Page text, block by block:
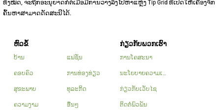
ຫົວຂໍ້
ບ້ານ
ຄອບຄົວ
ສຸຂະພາບ
ຄວາມງາມ
ແຟຊັ່ນ
ການທ່ອງທ່ຽວ
ທຸລະກິດ
ອື່ນໆ
ກ່ຽວກັບພວກເຮົາ
ການໂຄສະນາ
ນະໂຍບາຍຄວາມເປັນສ່ວນຕົວ
ກ່ຽວກັບເວັບໄຊ
ຕິດຕໍ່ພົວພັນ
ທັງໝົດ, ຈະຖືກອະນຸຍາດກໍ່ຕໍ່ເມື່ອມີການວາງລິ້ງໄປຫາແຫຼ່ງ Tip Grid ທີ່ເປີດໃຫ້ເຄື່ອງຈັກ
ຄົ້ນຫາສາມາດດັດສະນີໄດ້.